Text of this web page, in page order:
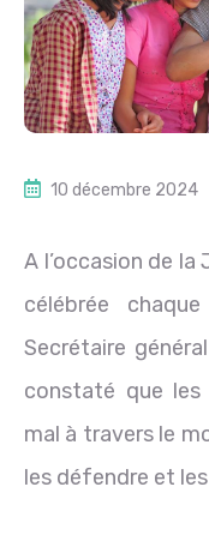
10 décembre 2024
A l’occasion de la
célébrée
Secrétaire
constaté que
mal à travers le
les défendre et